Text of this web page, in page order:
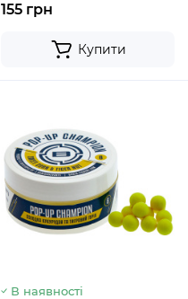
155 грн
Купити
В наявності